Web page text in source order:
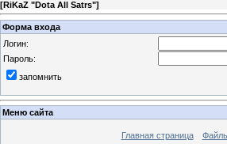
[RiKaZ "Dota All Satrs"]
Форма входа
Логин:
Пароль:
запомнить
Меню сайта
Главная страница